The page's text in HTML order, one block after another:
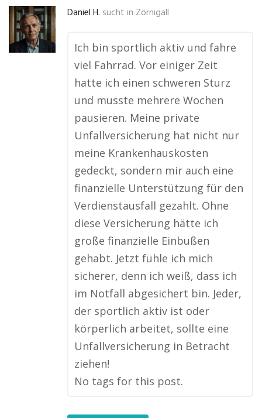
Daniel H. sucht in Zörnigall
Ich bin sportlich aktiv und fahre
viel Fahrrad. Vor einiger Zeit
hatte ich einen schweren Sturz
und musste mehrere Wochen
pausieren. Meine private
Unfallversicherung hat nicht nur
meine Krankenhauskosten
gedeckt, sondern mir auch eine
finanzielle Unterstützung für den
Verdienstausfall gezahlt. Ohne
diese Versicherung hätte ich
große finanzielle Einbußen
gehabt. Jetzt fühle ich mich
sicherer, denn ich weiß, dass ich
im Notfall abgesichert bin. Jeder,
der sportlich aktiv ist oder
körperlich arbeitet, sollte eine
Unfallversicherung in Betracht
ziehen!
No tags for this post.